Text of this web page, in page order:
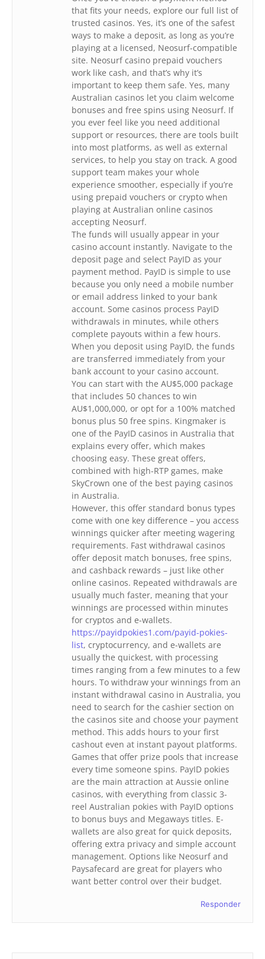
that fits your needs, explore our full list of
trusted casinos. Yes, it’s one of the safest
ways to make a deposit, as long as you’re
playing at a licensed, Neosurf-compatible
site. Neosurf casino prepaid vouchers
work like cash, and that’s why it’s
important to keep them safe. Yes, many
Australian casinos let you claim welcome
bonuses and free spins using Neosurf. If
you ever feel like you need additional
support or resources, there are tools built
into most platforms, as well as external
services, to help you stay on track. A good
support team makes your whole
experience smoother, especially if you’re
using prepaid vouchers or crypto when
playing at Australian online casinos
accepting Neosurf.
The funds will usually appear in your
casino account instantly. Navigate to the
deposit page and select PayID as your
payment method. PayID is simple to use
because you only need a mobile number
or email address linked to your bank
account. Some casinos process PayID
withdrawals in minutes, while others
complete payouts within a few hours.
When you deposit using PayID, the funds
are transferred immediately from your
bank account to your casino account.
You can start with the AU$5,000 package
that includes 50 chances to win
AU$1,000,000, or opt for a 100% matched
bonus plus 50 free spins. Kingmaker is
one of the PayID casinos in Australia that
explains every offer, which makes
choosing easy. These great offers,
combined with high-RTP games, make
SkyCrown one of the best paying casinos
in Australia.
However, this offer standard bonus types
come with one key difference – you access
winnings quicker after meeting wagering
requirements. Fast withdrawal casinos
offer deposit match bonuses, free spins,
and cashback rewards – just like other
online casinos. Repeated withdrawals are
usually much faster, meaning that your
winnings are processed within minutes
for cryptos and e-wallets.
https://payidpokies1.com/payid-pokies-
list, cryptocurrency, and e-wallets are
usually the quickest, with processing
times ranging from a few minutes to a few
hours. To withdraw your winnings from an
instant withdrawal casino in Australia, you
need to search for the cashier section on
the casinos site and choose your payment
method. This adds hours to your first
cashout even at instant payout platforms.
Games that offer prize pools that increase
every time someone spins. PayID pokies
are the main attraction at Aussie online
casinos, with everything from classic 3-
reel Australian pokies with PayID options
to bonus buys and Megaways titles. E-
wallets are also great for quick deposits,
offering extra privacy and simple account
management. Options like Neosurf and
Paysafecard are great for players who
want better control over their budget.
Responder